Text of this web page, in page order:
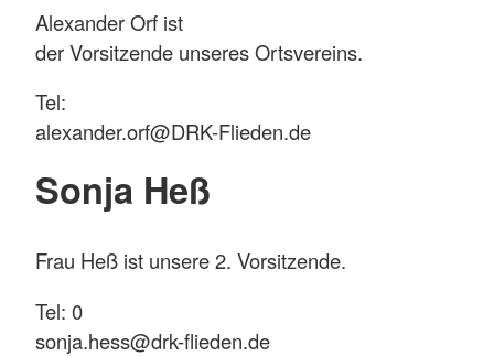
Alexander Orf ist
der Vorsitzende unseres Ortsvereins.
Tel:
alexander.orf@DRK-Flieden.de
Sonja Heß
Frau Heß ist unsere 2. Vorsitzende.
Tel: 0
sonja.hess@drk-flieden.de